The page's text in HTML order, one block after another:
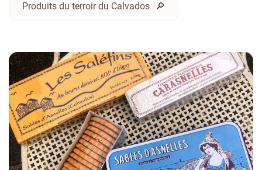
Produits du terroir du Calvados